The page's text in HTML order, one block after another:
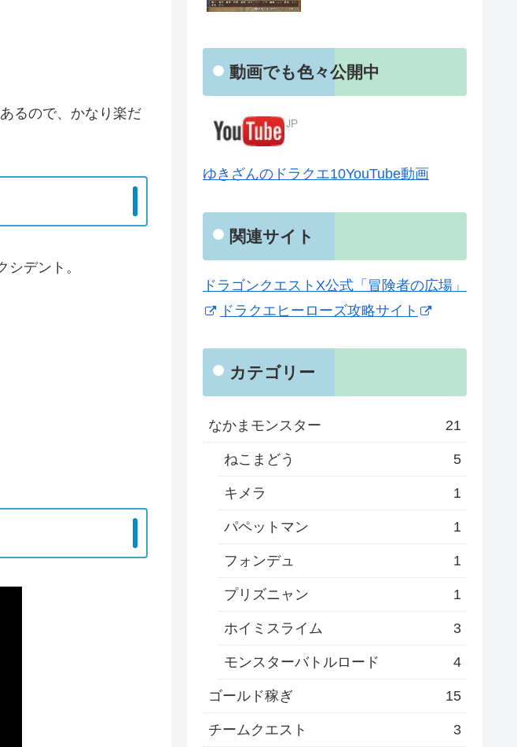
るので、かなり楽だ
デント。
動画でも色々公開中
ゆきざんのドラクエ10YouTube動画
関連サイト
ドラゴンクエストX公式「冒険者の広場」
ドラクエヒーローズ攻略サイト
カテゴリー
なかまモンスター 21
ねこまどう 5
キメラ 1
パペットマン 1
フォンデュ 1
プリズニャン 1
ホイミスライム 3
モンスターバトルロード 4
ゴールド稼ぎ 15
チームクエスト 3